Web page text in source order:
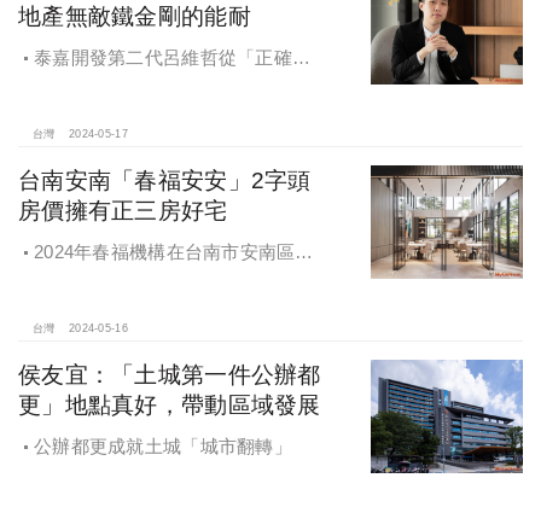
地產無敵鐵金剛的能耐
泰嘉開發第二代呂維哲從「正確思
「全品項」大規模開發案的鍛鍊，若
「無敵鐵金剛」的特質與能耐
台灣 2024-05-17
台南安南「春福安安」2字頭
房價擁有正三房好宅
2024年春福機構在台南市安南區長
台灣 2024-05-16
侯友宜：「土城第一件公辦都
更」地點真好，帶動區域發展
公辦都更成就土城「城市翻轉」